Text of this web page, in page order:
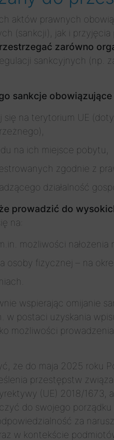
aktów prawnych
(sankcji), jak i
zarówno
sankcyjnych (np.
sankcje
się na terytorium UE
na ich miejsce pobytu,
zgodnie z
działalność
prowadzić do
na:
możliwości
osoby fizycznej – na
wspierając omijanie
w postaci uzyskania
możliwości
że do maja 2025 roku
przestępstw
(UE) 2018/1673,
do swojego
za
w kontekście